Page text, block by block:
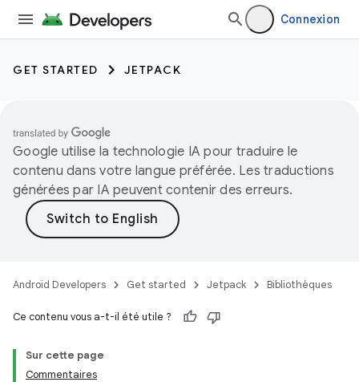
Connexion
GET STARTED JETPACK
Google utilise la technologie IA pour traduire le
contenu dans votre langue préférée. Les traductions
générées par IA peuvent contenir des erreurs.
Android Developers Get started Jetpack Bibliothèques
Ce contenu vous a-t-il été utile ?
Sur cette page
Commentaires